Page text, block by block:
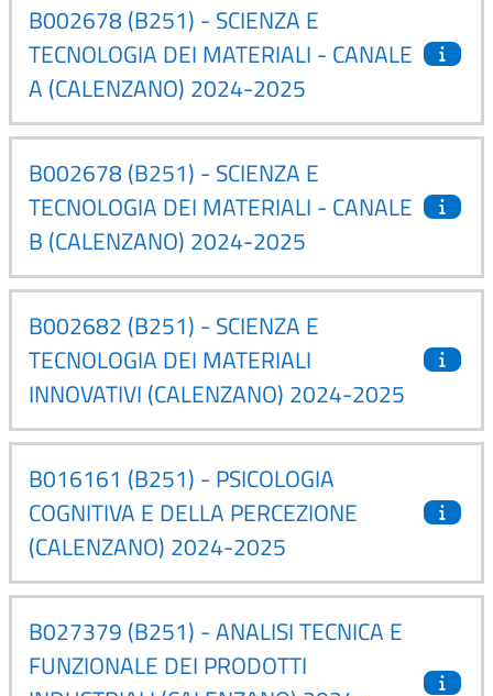
B002678 (B251) - SCIENZA E
TECNOLOGIA DEI MATERIALI - CANALE
A (CALENZANO) 2024-2025
B002678 (B251) - SCIENZA E
TECNOLOGIA DEI MATERIALI - CANALE
B (CALENZANO) 2024-2025
B002682 (B251) - SCIENZA E
TECNOLOGIA DEI MATERIALI
INNOVATIVI (CALENZANO) 2024-2025
B016161 (B251) - PSICOLOGIA
COGNITIVA E DELLA PERCEZIONE
(CALENZANO) 2024-2025
B027379 (B251) - ANALISI TECNICA E
FUNZIONALE DEI PRODOTTI